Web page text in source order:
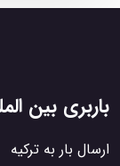
باربری بین
ارسال بار به ترکیه